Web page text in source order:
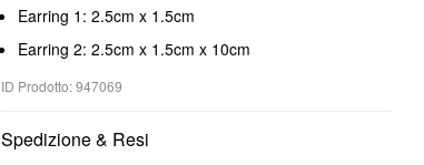
Earring 1: 2.5cm x 1.5cm
Earring 2: 2.5cm x 1.5cm x 10cm
ID Prodotto: 947069
Spedizione & Resi